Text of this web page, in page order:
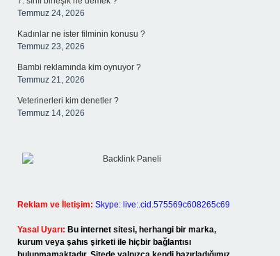
Temmuz 24, 2026
Kadınlar ne ister filminin konusu ?
Temmuz 23, 2026
Bambi reklamında kim oynuyor ?
Temmuz 21, 2026
Veterinerleri kim denetler ?
Temmuz 14, 2026
Reklam ve İletişim: Skype: live:.cid.575569c608265c69
Yasal Uyarı: Bu internet sitesi, herhangi bir marka,
kurum veya şahıs şirketi ile hiçbir bağlantısı